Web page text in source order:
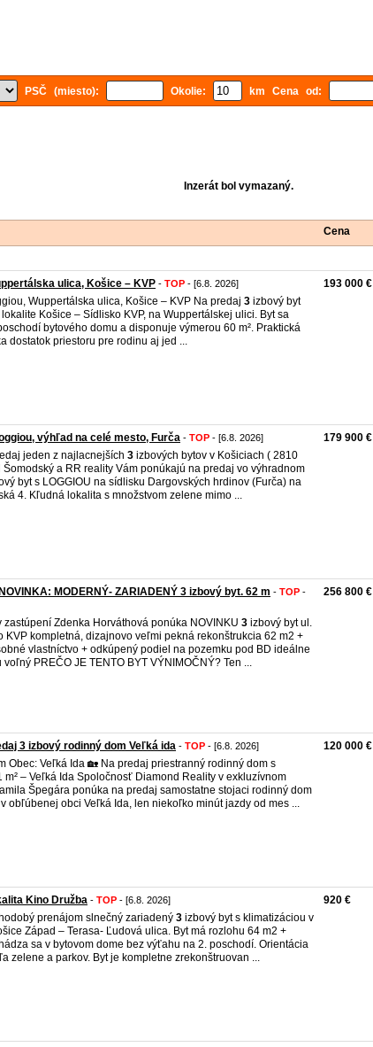
PSČ (miesto): Okolie: km Cena od:
Inzerát bol vymazaný.
Cena
ulica, Košice – KVP - TOP - [6.8. 2026]
Wuppertálska ulica, Košice – KVP Na predaj 3 izbový byt
Košice – Sídlisko KVP, na Wuppertálskej ulici. Byt sa
bytového domu a disponuje výmerou 60 m². Praktická
dostatok priestoru pre rodinu aj jed ...
193 000 €
výhľad na celé mesto, Furča - TOP - [6.8. 2026]
jeden z najlacnejších 3 izbových bytov v Košiciach ( 2810
Šomodský a RR reality Vám ponúkajú na predaj vo výhradnom
byt s LOGGIOU na sídlisku Dargovských hrdinov (Furča) na
4. Kľudná lokalita s množstvom zelene mimo ...
179 900 €
MODERNÝ- ZARIADENÝ 3 izbový byt. 62 m - TOP -
zastúpení Zdenka Horváthová ponúka NOVINKU 3 izbový byt ul.
KVP kompletná, dizajnovo veľmi pekná rekonštrukcia 62 m2 +
vlastníctvo + odkúpený podiel na pozemku pod BD ideálne
PREČO JE TENTO BYT VÝNIMOČNÝ? Ten ...
256 800 €
3 izbový rodinný dom Veľká ida - TOP - [6.8. 2026]
Obec: Veľká Ida 🏡 Na predaj priestranný rodinný dom s
m² – Veľká Ida Spoločnosť Diamond Reality v exkluzívnom
Špegára ponúka na predaj samostatne stojaci rodinný dom
obľúbenej obci Veľká Ida, len niekoľko minút jazdy od mes ...
120 000 €
Kino Družba - TOP - [6.8. 2026]
prenájom slnečný zariadený 3 izbový byt s klimatizáciou v
Západ – Terasa- Ľudová ulica. Byt má rozlohu 64 m2 +
sa v bytovom dome bez výťahu na 2. poschodí. Orientácia
zelene a parkov. Byt je kompletne zrekonštruovan ...
920 €